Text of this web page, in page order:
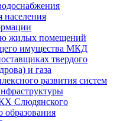
жилых помещений
имущества МКД
твердого
и газа
развития систем
Слюдянского
образования